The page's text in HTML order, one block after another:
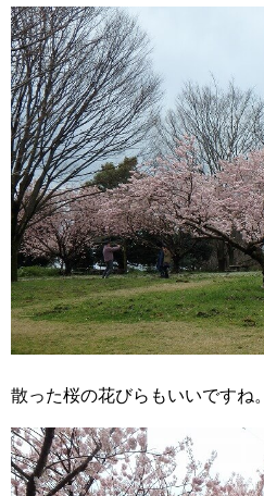
散った桜の花びらもいいですね。